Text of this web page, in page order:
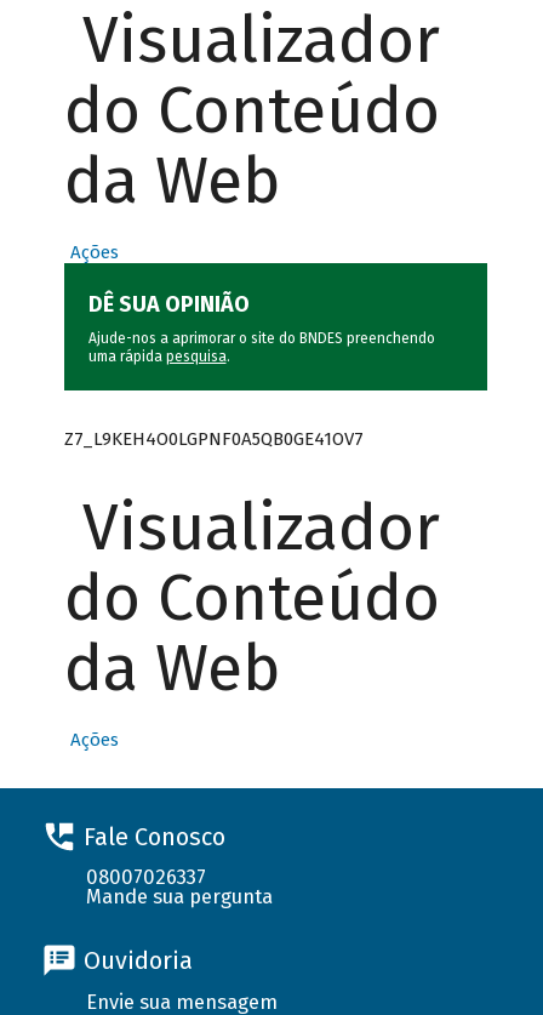
Visualizador
do Conteúdo
da Web
Ações
DÊ SUA OPINIÃO
Ajude-nos a aprimorar o site do BNDES preenchendo
uma rápida pesquisa.
Z7_L9KEH4O0LGPNF0A5QB0GE41OV7
Visualizador
do Conteúdo
da Web
Ações
Fale Conosco
08007026337
Mande sua pergunta
Ouvidoria
Envie sua mensagem